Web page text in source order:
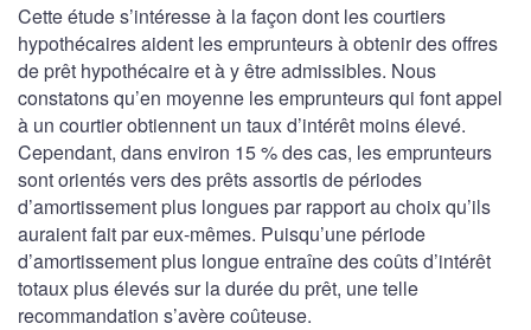
Cette étude s’intéresse à la façon dont les courtiers
hypothécaires aident les emprunteurs à obtenir des offres
de prêt hypothécaire et à y être admissibles. Nous
constatons qu’en moyenne les emprunteurs qui font appel
à un courtier obtiennent un taux d’intérêt moins élevé.
Cependant, dans environ 15 % des cas, les emprunteurs
sont orientés vers des prêts assortis de périodes
d’amortissement plus longues par rapport au choix qu’ils
auraient fait par eux-mêmes. Puisqu’une période
d’amortissement plus longue entraîne des coûts d’intérêt
totaux plus élevés sur la durée du prêt, une telle
recommandation s’avère coûteuse.